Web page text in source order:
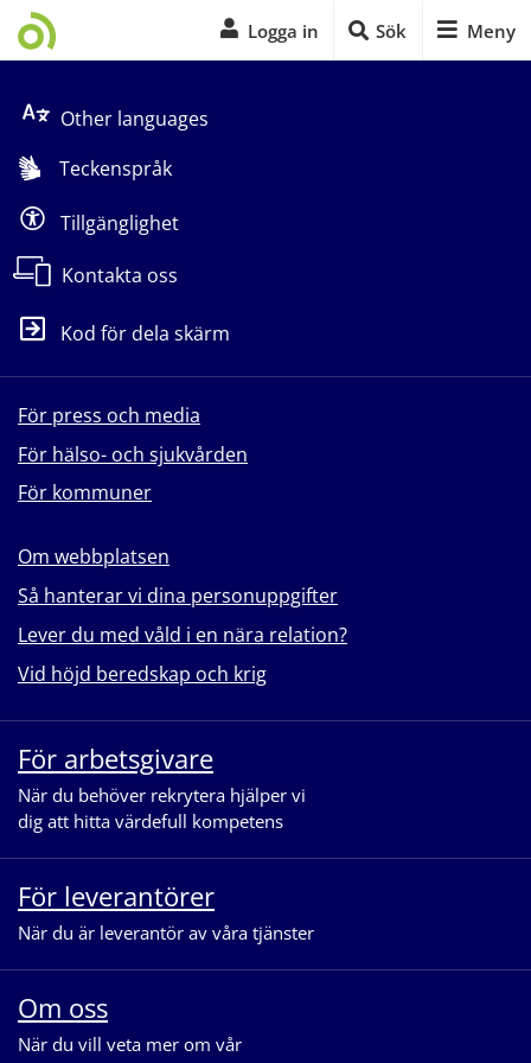
Logga in Sök Meny
Other languages
Teckenspråk
Tillgänglighet
Kontakta oss
Kod för dela skärm
För press och media
För hälso- och sjukvården
För kommuner
Om webbplatsen
Så hanterar vi dina personuppgifter
Lever du med våld i en nära relation?
Vid höjd beredskap och krig
För arbetsgivare
När du behöver rekrytera hjälper vi
dig att hitta värdefull kompetens
För leverantörer
När du är leverantör av våra tjänster
Om oss
När du vill veta mer om vår